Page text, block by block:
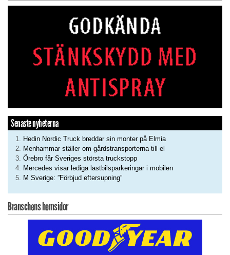
Senaste nyheterna
Hedin Nordic Truck breddar sin monter på Elmia
Menhammar ställer om gårdstransporterna till el
Örebro får Sveriges största truckstopp
Mercedes visar lediga lastbilsparkeringar i mobilen
M Sverige: ”Förbjud eftersupning”
Branschens hemsidor